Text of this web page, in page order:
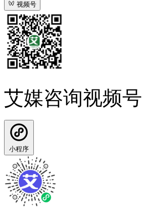
视频号
艾媒咨询视频号
小程序